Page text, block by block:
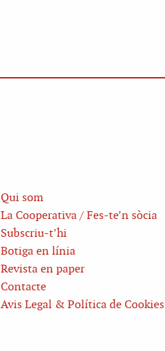
Qui som
La Cooperativa / Fes-te’n sòcia
Subscriu-t’hi
Botiga en línia
Revista en paper
Contacte
Avis Legal & Política de Cookies